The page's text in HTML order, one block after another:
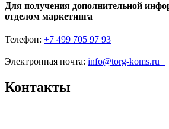
Для получения дополнительной
отделом маркетинга
Телефон: +7 499 705 97 93
Электронная почта: info@torg-koms.ru
Контакты